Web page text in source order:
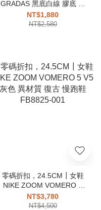
GRADAS 黑底白線 膠底 低
筒 SAMBA平替
NT$1,880
NT$2,580
零碼折扣，24.5CM┃女鞋
NIKE ZOOM VOMERO 5
V5 灰色 異材質 復古 慢跑鞋
FB8825-001
NT$3,780
NT$4,500